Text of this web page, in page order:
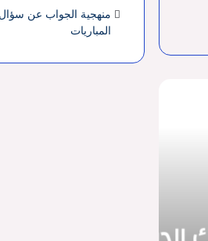
منهجية الجواب عن سؤال
المباريات